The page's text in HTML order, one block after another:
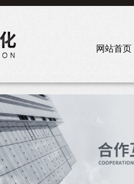
网站首页